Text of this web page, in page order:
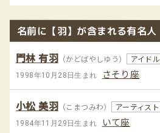
名前に【羽】が含まれる有名人
門林 有羽 （かどばやしゆう） アイドル
1998年10月28日生まれ さそり座
小松 美羽 （こまつみわ） アーティスト
1984年11月29日生まれ いて座